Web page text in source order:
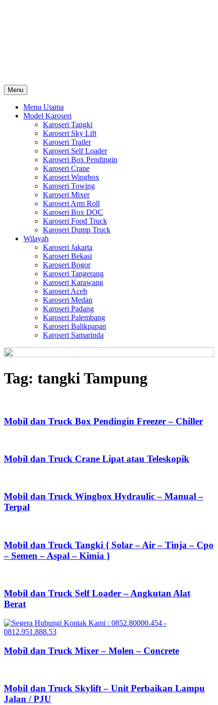
Menu
Menu Utama
Model Karoseri
Karoseri Tangki
Karoseri Sky Lift
Karoseri Trailer
Karoseri Self Loader
Karoseri Box Pendingin
Karoseri Crane
Karoseri Wingbox
Karoseri Towing
Karoseri Mixer
Karoseri Arm Roll
Karoseri Box DOC
Karoseri Food Truck
Karoseri Dump Truck
Wilayah
Karoseri Jakarta
Karoseri Bekasi
Karoseri Bogor
Karoseri Tangerang
Karoseri Karawang
Karoseri Aceh
Karoseri Medan
Karoseri Padang
Karoseri Palembang
Karoseri Balikpapan
Karoseri Samarinda
Tag: tangki Tampung
Mobil dan Truck Box Pendingin Freezer – Chiller
Mobil dan Truck Crane Lipat atau Teleskopik
Mobil dan Truck Wingbox Hydraulic – Manual –
Terpal
Mobil dan Truck Tangki { Solar – Air – Tinja – Cpo
– Semen – Aspal – Kimia }
Mobil dan Truck Self Loader – Angkutan Alat
Berat
Mobil dan Truck Mixer – Molen – Concrete
Mobil dan Truck Skylift – Unit Perbaikan Lampu
Jalan / PJU